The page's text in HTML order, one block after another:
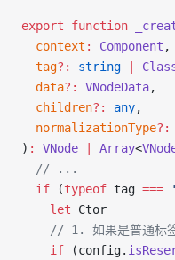
export function
  context
: Component ,
  tag
?: string
  data
?: VNodeData,
  children
?: any,
  normalizationType
?:
) : VNode Array<
  // ...
  if
(typeof tag ===
    let
Ctor
// 1. 如果是普通标
    if
(config.